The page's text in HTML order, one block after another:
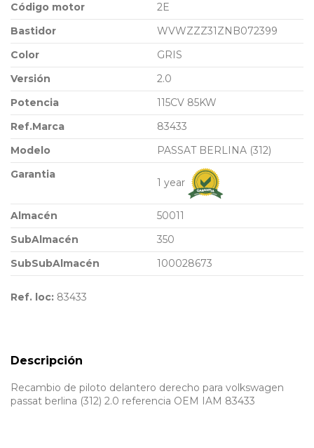
Código motor
2E
Bastidor
WVWZZZ31ZNB072399
Color
GRIS
Versión
2.0
Potencia
115CV 85KW
Ref.Marca
83433
Modelo
PASSAT BERLINA (312)
Garantia
1 year
Almacén
50011
SubAlmacén
350
SubSubAlmacén
100028673
Ref. loc: 83433
Descripción
Recambio de piloto delantero derecho para volkswagen
passat berlina (312) 2.0 referencia OEM IAM 83433